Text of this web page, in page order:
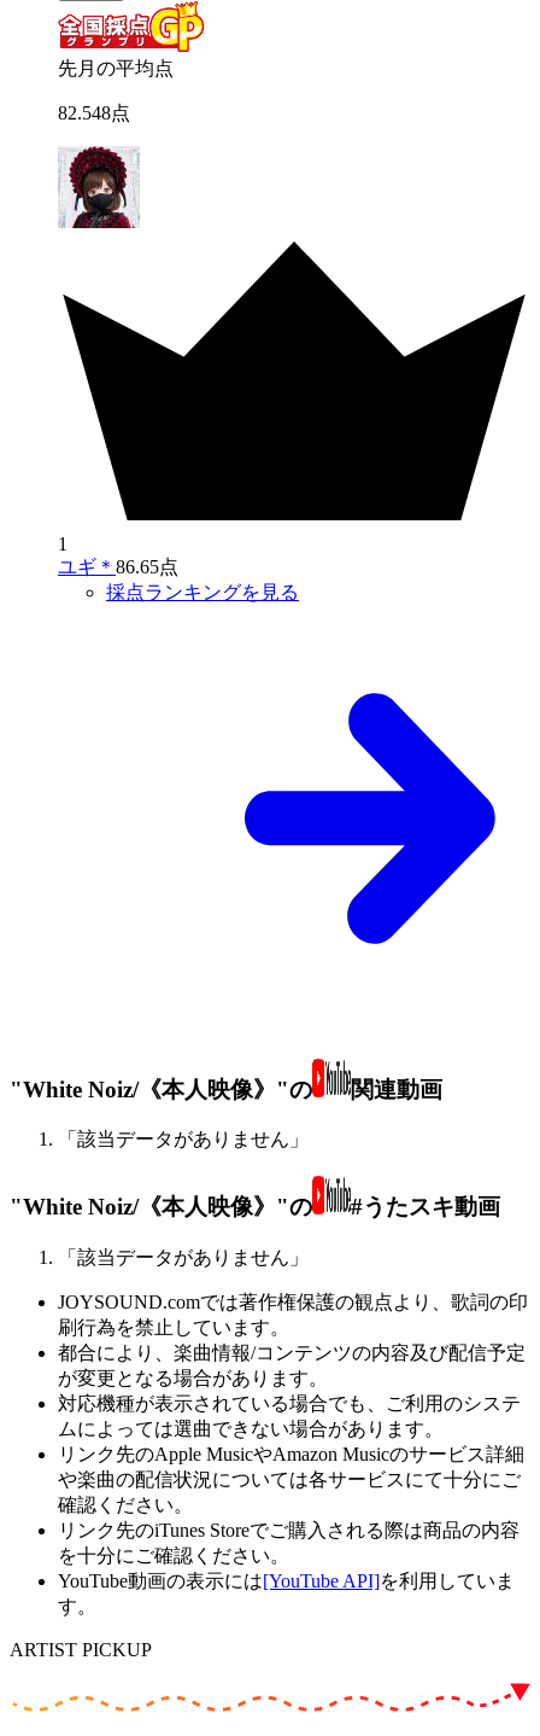
先月の平均点
82.548点
1
ユギ＊ 86.65点
採点ランキングを見る
"White Noiz/《本人映像》"の 関連動画
「該当データがありません」
"White Noiz/《本人映像》"の #うたスキ動画
「該当データがありません」
JOYSOUND.comでは著作権保護の観点より、歌詞の印
刷行為を禁止しています。
都合により、楽曲情報/コンテンツの内容及び配信予定
が変更となる場合があります。
対応機種が表示されている場合でも、ご利用のシステ
ムによっては選曲できない場合があります。
リンク先のApple MusicやAmazon Musicのサービス詳細
や楽曲の配信状況については各サービスにて十分にご
確認ください。
リンク先のiTunes Storeでご購入される際は商品の内容
を十分にご確認ください。
YouTube動画の表示には[YouTube API]を利用していま
す。
ARTIST PICKUP